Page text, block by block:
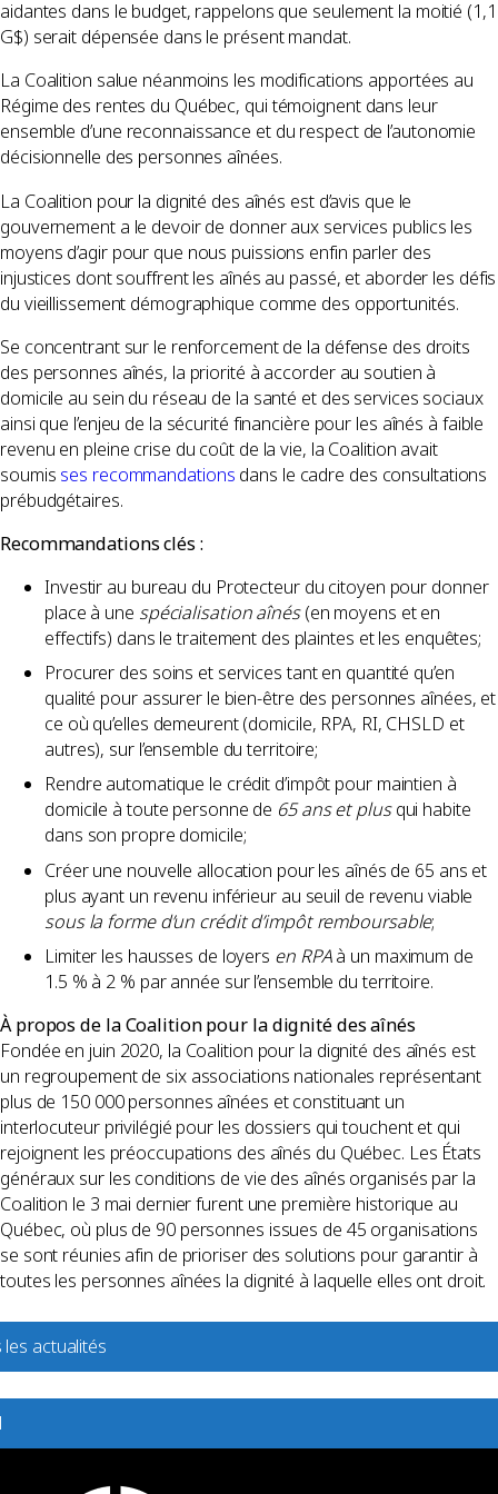
aidantes dans le budget, rappelons que seulement la moitié (1,1
G$) serait dépensée dans le présent mandat.
La Coalition salue néanmoins les modifications apportées au
Régime des rentes du Québec, qui témoignent dans leur
ensemble d’une reconnaissance et du respect de l’autonomie
décisionnelle des personnes aînées.
La Coalition pour la dignité des aînés est d’avis que le
gouvernement a le devoir de donner aux services publics les
moyens d’agir pour que nous puissions enfin parler des
injustices dont souffrent les aînés au passé, et aborder les défis
du vieillissement démographique comme des opportunités.
Se concentrant sur le renforcement de la défense des droits
des personnes aînés, la priorité à accorder au soutien à
domicile au sein du réseau de la santé et des services sociaux
ainsi que l’enjeu de la sécurité financière pour les aînés à faible
revenu en pleine crise du coût de la vie, la Coalition avait
soumis ses recommandations dans le cadre des consultations
prébudgétaires.
Recommandations clés :
Investir au bureau du Protecteur du citoyen pour donner
place à une spécialisation aînés(en moyens et en
effectifs) dans le traitement des plaintes et les enquêtes;
Procurer des soins et services tant en quantité qu’en
qualité pour assurer le bien-être des personnes aînées, et
ce où qu’elles demeurent (domicile, RPA, RI, CHSLD et
autres), sur l’ensemble du territoire;
Rendre automatique le crédit d’impôt pour maintien à
domicile à toute personne de 65 ans et plusqui habite
dans son propre domicile;
Créer une nouvelle allocation pour les aînés de 65 ans et
plus ayant un revenu inférieur au seuil de revenu viable
sous la forme d’un crédit d’impôt remboursable;
Limiter les hausses de loyers en RPAà un maximum de
1.5 % à 2 % par année sur l’ensemble du territoire.
À propos de la Coalition pour la dignité des aînés
Fondée en juin 2020, la Coalition pour la dignité des aînés est
un regroupement de six associations nationales représentant
plus de 150 000 personnes aînées et constituant un
interlocuteur privilégié pour les dossiers qui touchent et qui
rejoignent les préoccupations des aînés du Québec. Les États
généraux sur les conditions de vie des aînés organisés par la
Coalition le 3 mai dernier furent une première historique au
Québec, où plus de 90 personnes issues de 45 organisations
se sont réunies afin de prioriser des solutions pour garantir à
toutes les personnes aînées la dignité à laquelle elles ont droit.
les actualités